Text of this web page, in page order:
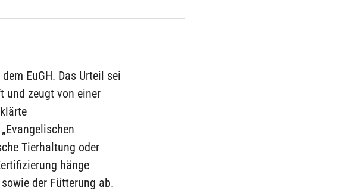
EuGH. Das Urteil sei
und zeugt von einer
Tierhaltung oder
hänge
der Fütterung ab.